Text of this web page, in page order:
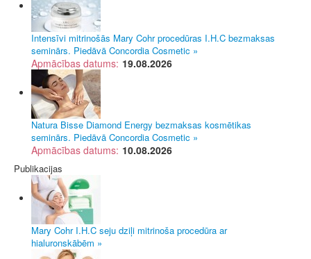
Intensīvi mitrinošās Mary Cohr procedūras I.H.C bezmaksas
seminārs. Piedāvā Concordia Cosmetic »
Apmācības datums: 19.08.2026
Natura Bisse Diamond Energy bezmaksas kosmētikas
seminārs. Piedāvā Concordia Cosmetic »
Apmācības datums: 10.08.2026
Publikacijas
Mary Cohr I.H.C seju dziļi mitrinoša procedūra ar
hialuronskābēm »